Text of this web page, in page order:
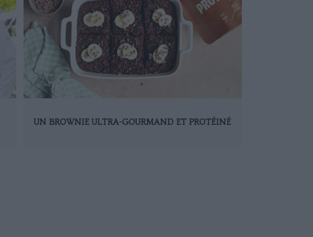
UN BROWNIE ULTRA-GOURMAND ET PROTÉINÉ